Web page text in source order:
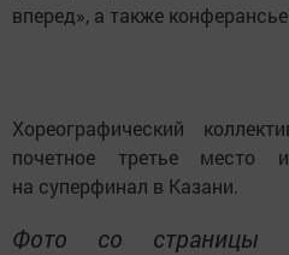
вперед», а также
Хореографический
почетное третье место
на суперфинал в Казани.
Фото со страницы